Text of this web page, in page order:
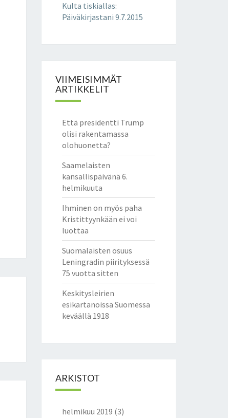
Kulta tiskiallas:
Päiväkirjastani 9.7.2015
VIIMEISIMMÄT
ARTIKKELIT
Että presidentti Trump
olisi rakentamassa
olohuonetta?
Saamelaisten
kansallispäivänä 6.
helmikuuta
Ihminen on myös paha
Kristittyynkään ei voi
luottaa
Suomalaisten osuus
Leningradin piirityksessä
75 vuotta sitten
Keskitysleirien
esikartanoissa Suomessa
keväällä 1918
ARKISTOT
helmikuu 2019 (3)